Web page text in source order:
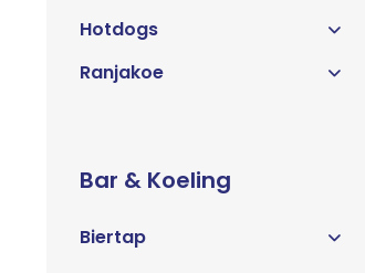
Hotdogs
Ranjakoe
Bar & Koeling
Biertap